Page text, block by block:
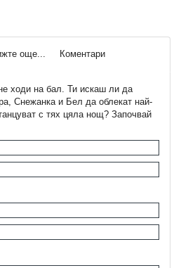
още... Коментари
ходи на бал. Ти искаш ли да
Снежанка и Бел да облекат най-
с тях цяла нощ? Започвай